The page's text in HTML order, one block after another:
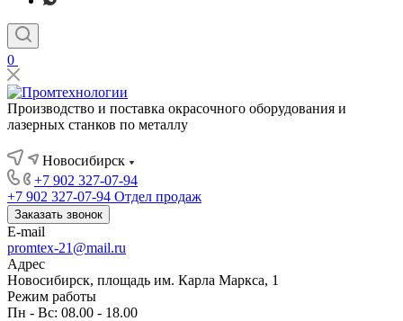
0
Производство и поставка окрасочного оборудования и
лазерных станков по металлу
Новосибирск
+7 902 327-07-94
+7 902 327-07-94 Отдел продаж
Заказать звонок
E-mail
promtex-21@mail.ru
Адрес
Новосибирск, площадь им. Карла Маркса, 1
Режим работы
Пн - Вс: 08.00 - 18.00